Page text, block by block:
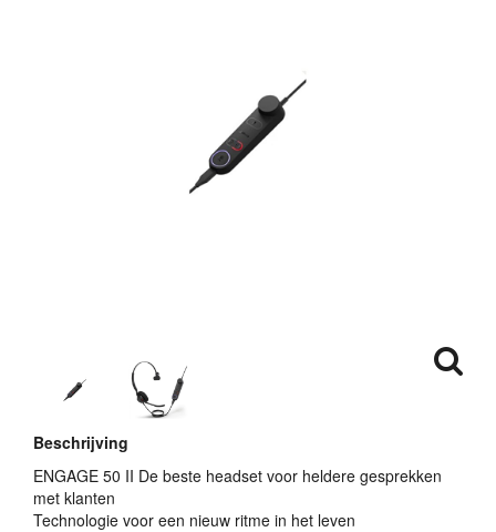
Beschrijving
ENGAGE 50 II De beste headset voor heldere gesprekken
met klanten
Technologie voor een nieuw ritme in het leven